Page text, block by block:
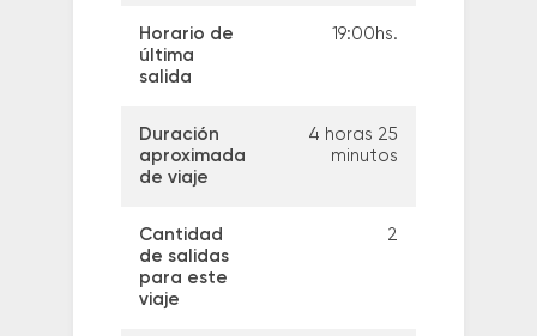
Horario de
última
salida
19:00hs.
Duración
aproximada
de viaje
4 horas 25
minutos
Cantidad
de salidas
para este
viaje
2